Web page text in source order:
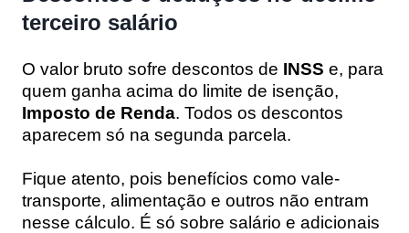
terceiro salário
O valor bruto sofre descontos de INSS e, para
quem ganha acima do limite de isenção,
Imposto de Renda. Todos os descontos
aparecem só na segunda parcela.
Fique atento, pois benefícios como vale-
transporte, alimentação e outros não entram
nesse cálculo. É só sobre salário e adicionais